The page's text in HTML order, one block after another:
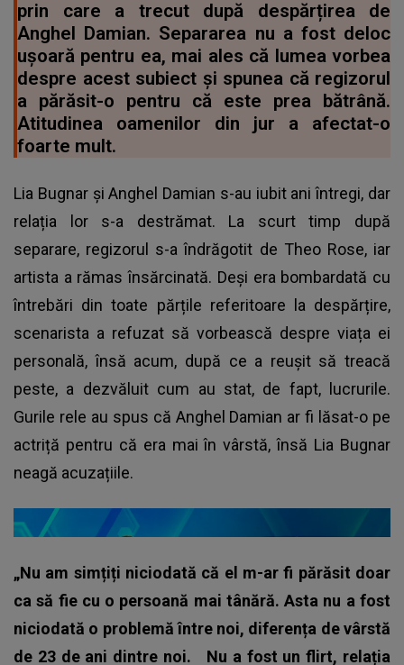
prin care a trecut după despărțirea de
Anghel Damian. Separarea nu a fost deloc
ușoară pentru ea, mai ales că lumea vorbea
despre acest subiect și spunea că regizorul
a părăsit-o pentru că este prea bătrână.
Atitudinea oamenilor din jur a afectat-o
foarte mult.
Lia Bugnar și Anghel Damian s-au iubit ani întregi, dar
relația lor s-a destrămat. La scurt timp după
separare, regizorul s-a îndrăgotit de Theo Rose, iar
artista a rămas însărcinată. Deși era bombardată cu
întrebări din toate părțile referitoare la despărțire,
scenarista a refuzat să vorbească despre viața ei
personală, însă acum, după ce a reușit să treacă
peste, a dezvăluit cum au stat, de fapt, lucrurile.
Gurile rele au spus că Anghel Damian ar fi lăsat-o pe
actriță pentru că era mai în vârstă, însă Lia Bugnar
neagă acuzațiile.
„Nu am simțiți niciodată că el m-ar fi părăsit doar
ca să fie cu o persoană mai tânără. Asta nu a fost
niciodată o problemă între noi, diferența de vârstă
de 23 de ani dintre noi.
Nu a fost un flirt, relația